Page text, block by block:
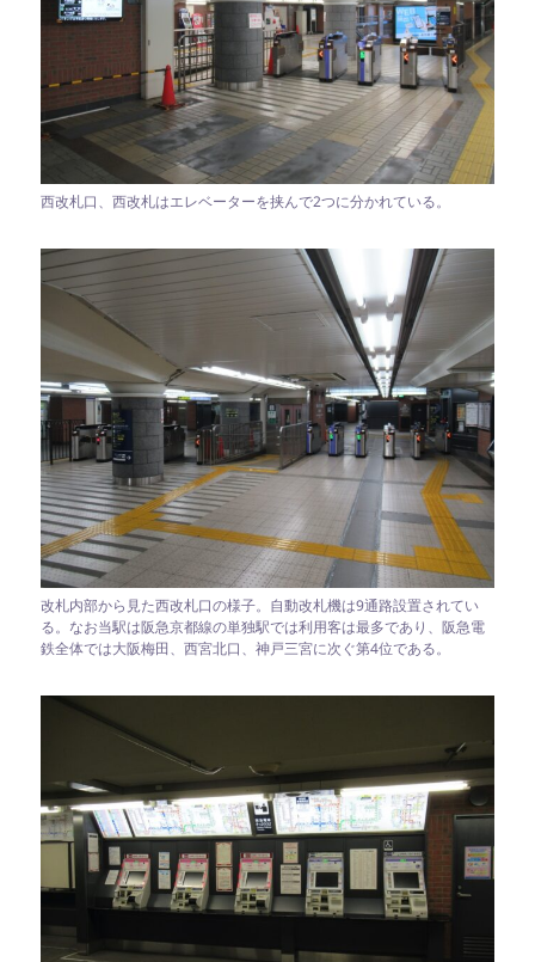
西改札口、西改札はエレベーターを挟んで2つに分かれている。
改札内部から見た西改札口の様子。自動改札機は9通路設置されてい
る。なお当駅は阪急京都線の単独駅では利用客は最多であり、阪急電
鉄全体では大阪梅田、西宮北口、神戸三宮に次ぐ第4位である。